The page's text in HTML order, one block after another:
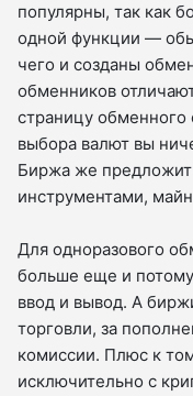
популярны, так как
одной функции —
чего и созданы
обменников
страницу
выбора валют вы
Биржа же предложит
инструментами,
Для одноразового
больше еще и
ввод и вывод. А
торговли, за
комиссии. Плюс к
исключительно с